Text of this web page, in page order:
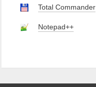
Total Commander
Notepad++